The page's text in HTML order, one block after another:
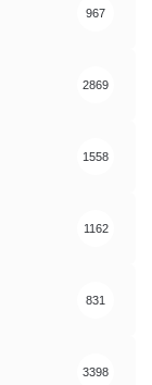
967
2869
1558
1162
831
3398